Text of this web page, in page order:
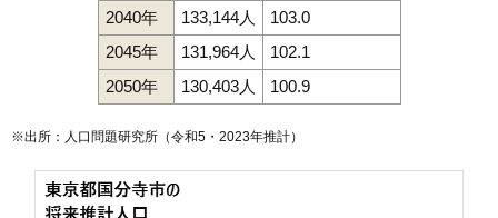
2040年
133,144人
103.0
2045年
131,964人
102.1
2050年
130,403人 100.9
※出所：人口問題研究所（令和5・2023年推計）